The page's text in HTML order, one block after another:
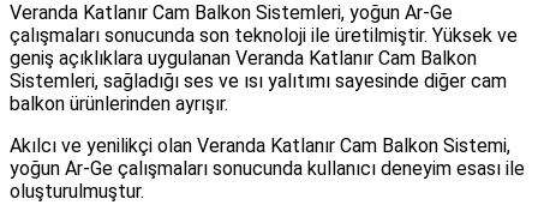
Veranda Katlanır Cam Balkon Sistemleri, yoğun Ar-Ge
çalışmaları sonucunda son teknoloji ile üretilmiştir. Yüksek ve
geniş açıklıklara uygulanan Veranda Katlanır Cam Balkon
Sistemleri, sağladığı ses ve ısı yalıtımı sayesinde diğer cam
balkon ürünlerinden ayrışır.
Akılcı ve yenilikçi olan Veranda Katlanır Cam Balkon Sistemi,
yoğun Ar-Ge çalışmaları sonucunda kullanıcı deneyim esası ile
oluşturulmuştur.